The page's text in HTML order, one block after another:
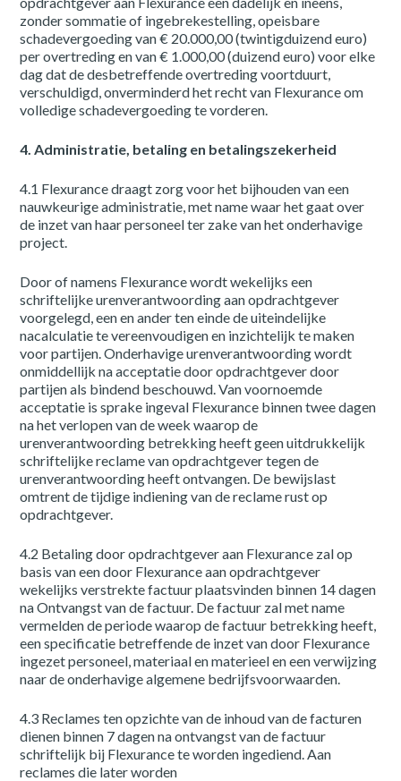
zonder sommatie of ingebrekestelling, opeisbare
schadevergoeding van € 20.000,00 (twintigduizend euro)
per overtreding en van € 1.000,00 (duizend euro) voor elke
dag dat de desbetreffende overtreding voortduurt,
verschuldigd, onverminderd het recht van Flexurance om
volledige schadevergoeding te vorderen.
4. Administratie, betaling en betalingszekerheid
4.1 Flexurance draagt zorg voor het bijhouden van een
nauwkeurige administratie, met name waar het gaat over
de inzet van haar personeel ter zake van het onderhavige
project.
Door of namens Flexurance wordt wekelijks een
schriftelijke urenverantwoording aan opdrachtgever
voorgelegd, een en ander ten einde de uiteindelijke
nacalculatie te vereenvoudigen en inzichtelijk te maken
voor partijen. Onderhavige urenverantwoording wordt
onmiddellijk na acceptatie door opdrachtgever door
partijen als bindend beschouwd. Van voornoemde
acceptatie is sprake ingeval Flexurance binnen twee dagen
na het verlopen van de week waarop de
urenverantwoording betrekking heeft geen uitdrukkelijk
schriftelijke reclame van opdrachtgever tegen de
urenverantwoording heeft ontvangen. De bewijslast
omtrent de tijdige indiening van de reclame rust op
opdrachtgever.
4.2 Betaling door opdrachtgever aan Flexurance zal op
basis van een door Flexurance aan opdrachtgever
wekelijks verstrekte factuur plaatsvinden binnen 14 dagen
na Ontvangst van de factuur. De factuur zal met name
vermelden de periode waarop de factuur betrekking heeft,
een specificatie betreffende de inzet van door Flexurance
ingezet personeel, materiaal en materieel en een verwijzing
naar de onderhavige algemene bedrijfsvoorwaarden.
4.3 Reclames ten opzichte van de inhoud van de facturen
dienen binnen 7 dagen na ontvangst van de factuur
schriftelijk bij Flexurance te worden ingediend. Aan
reclames die later worden